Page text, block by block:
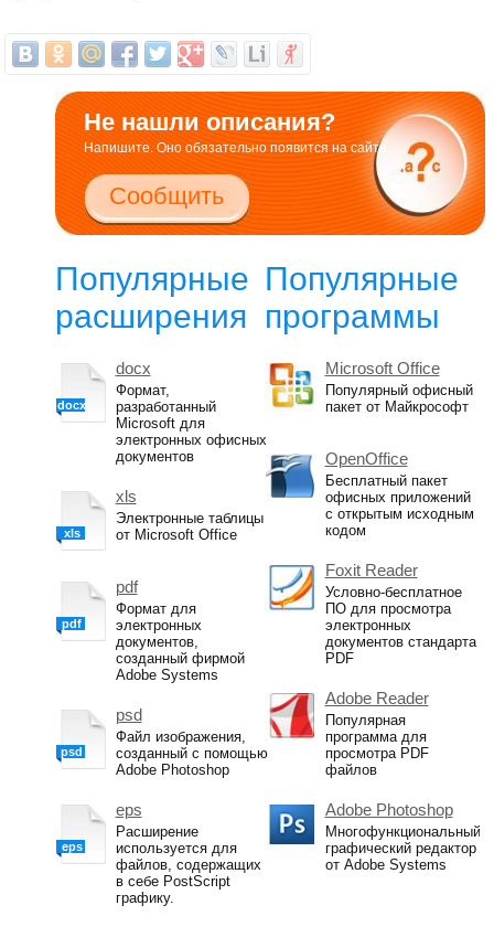
Не нашли описания?
Напишите. Оно обязательно появится на сайте.
Сообщить
Популярные
расширения
docx
docx
Формат,
разработанный
Microsoft для
электронных офисных
документов
xls
xls
Электронные таблицы
от Microsoft Office
pdf
pdf
Формат для
электронных
документов,
созданный фирмой
Adobe Systems
psd
psd
Файл изображения,
созданный с помощью
Adobe Photoshop
eps
eps
Расширение
используется для
файлов, содержащих
в себе PostScript
графику.
Популярные
программы
Microsoft Office
Популярный офисный
пакет от Майкрософт
OpenOffice
Бесплатный пакет
офисных приложений
с открытым исходным
кодом
Foxit Reader
Условно-бесплатное
ПО для просмотра
электронных
документов стандарта
PDF
Adobe Reader
Популярная
программа для
просмотра PDF
файлов
Adobe Photoshop
Многофункциональный
графический редактор
от Adobe Systems